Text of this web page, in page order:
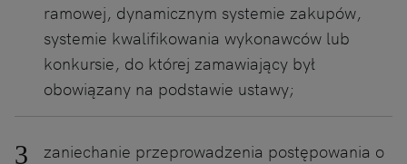
ramowej, dynamicznym systemie zakupów,
systemie kwalifikowania wykonawców lub
konkursie, do której zamawiający był
obowiązany na podstawie ustawy;
zaniechanie przeprowadzenia postępowania o